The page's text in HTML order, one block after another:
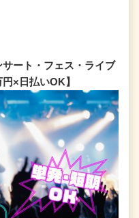
ート・フェス・ライブ
×日払いOK】